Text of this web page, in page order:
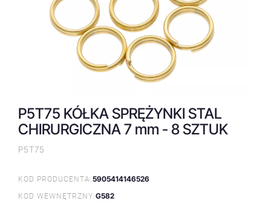
P5T75 KÓŁKA SPRĘŻYNKI STAL
CHIRURGICZNA 7 mm - 8 SZTUK
P5T75
KOD PRODUCENTA:5905414146526
KOD WEWNĘTRZNY:G582